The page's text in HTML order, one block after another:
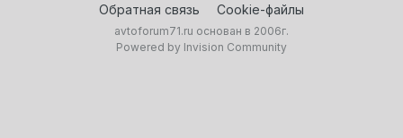
Обратная связь
Cookie-файлы
avtoforum71.ru основан в 2006г.
Powered by Invision Community